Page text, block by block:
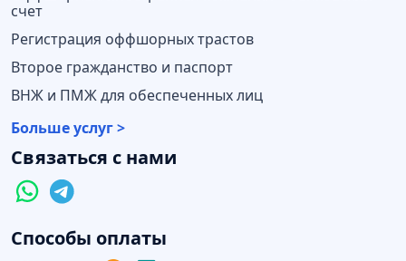
счет
Регистрация оффшорных трастов
Второе гражданство и паспорт
ВНЖ и ПМЖ для обеспеченных лиц
Больше услуг >
Связаться с нами
Способы оплаты